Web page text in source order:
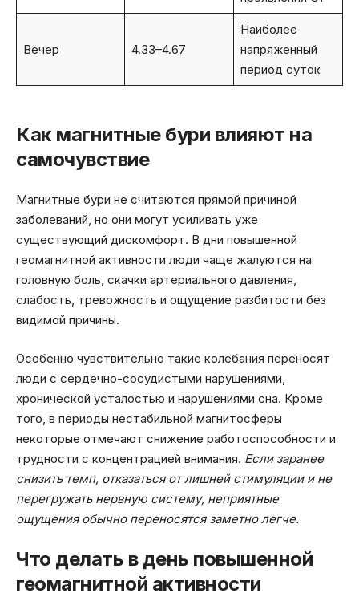
Вечер 4.33–4.67
Наиболее
напряженный
период суток
Как магнитные бури влияют на
самочувствие
Магнитные бури не считаются прямой причиной
заболеваний, но они могут усиливать уже
существующий дискомфорт. В дни повышенной
геомагнитной активности люди чаще жалуются на
головную боль, скачки артериального давления,
слабость, тревожность и ощущение разбитости без
видимой причины.
Особенно чувствительно такие колебания переносят
люди с сердечно-сосудистыми нарушениями,
хронической усталостью и нарушениями сна. Кроме
того, в периоды нестабильной магнитосферы
некоторые отмечают снижение работоспособности и
трудности с концентрацией внимания. Если заранее
снизить темп, отказаться от лишней стимуляции и не
перегружать нервную систему, неприятные
ощущения обычно переносятся заметно легче.
Что делать в день повышенной
геомагнитной активности